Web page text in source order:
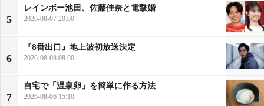
5
レインボー池田、佐藤佳奈と電撃婚
2026-08-07 20:00
6
『8番出口』地上波初放送決定
2026-08-08 08:00
7
自宅で「温泉卵」を簡単に作る方法
2026-08-06 15:10